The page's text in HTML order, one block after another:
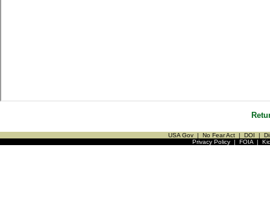
USA Gov | No Fear Act | DOI |
Privacy Policy| FOIA|